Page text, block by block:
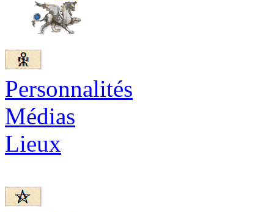
Personnalités
Médias
Lieux